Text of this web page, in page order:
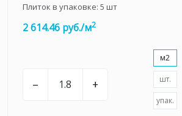
Плиток в упаковке: 5 шт
2 614.46 руб./м2
– +
м2
шт.
упак.